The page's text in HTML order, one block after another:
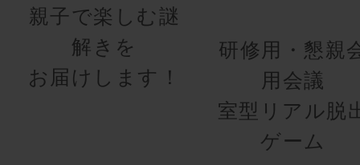
親子で楽しむ謎
解きを
お届けします！
研修用・懇親
用会議
室型リアル脱
ゲーム